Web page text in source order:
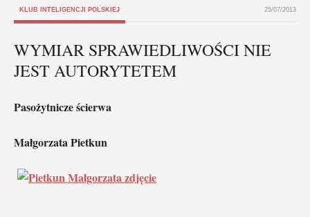
KLUB INTELIGENCJI POLSKIEJ 25/07/2013
WYMIAR SPRAWIEDLIWOŚCI NIE
JEST AUTORYTETEM
Pasożytnicze ścierwa
Małgorzata Pietkun